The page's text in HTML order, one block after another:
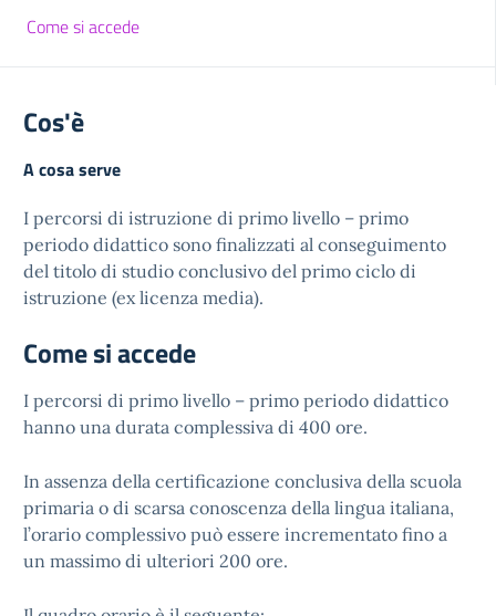
Come si accede
Cos'è
A cosa serve
I percorsi di istruzione di primo livello – primo
periodo didattico sono finalizzati al conseguimento
del titolo di studio conclusivo del primo ciclo di
istruzione (ex licenza media).
Come si accede
I percorsi di primo livello – primo periodo didattico
hanno una durata complessiva di 400 ore.
In assenza della certificazione conclusiva della scuola
primaria o di scarsa conoscenza della lingua italiana,
l’orario complessivo può essere incrementato fino a
un massimo di ulteriori 200 ore.